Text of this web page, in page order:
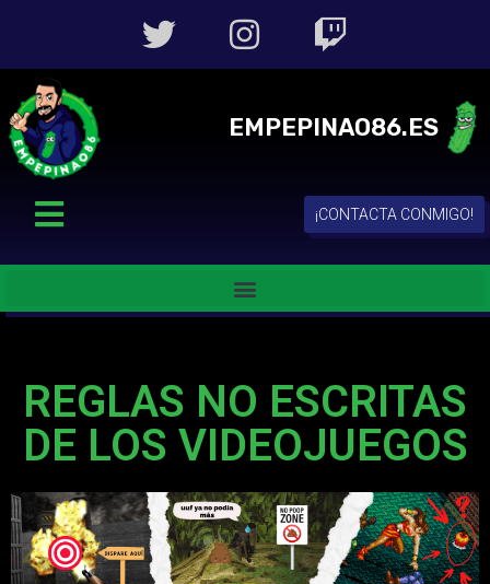
EMPEPINAO86.ES
¡CONTACTA CONMIGO!
REGLAS NO ESCRITAS
DE LOS VIDEOJUEGOS